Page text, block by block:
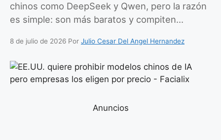
chinos como DeepSeek y Qwen, pero la razón
es simple: son más baratos y compiten…
8 de julio de 2026 Por Julio Cesar Del Angel Hernandez
Anuncios